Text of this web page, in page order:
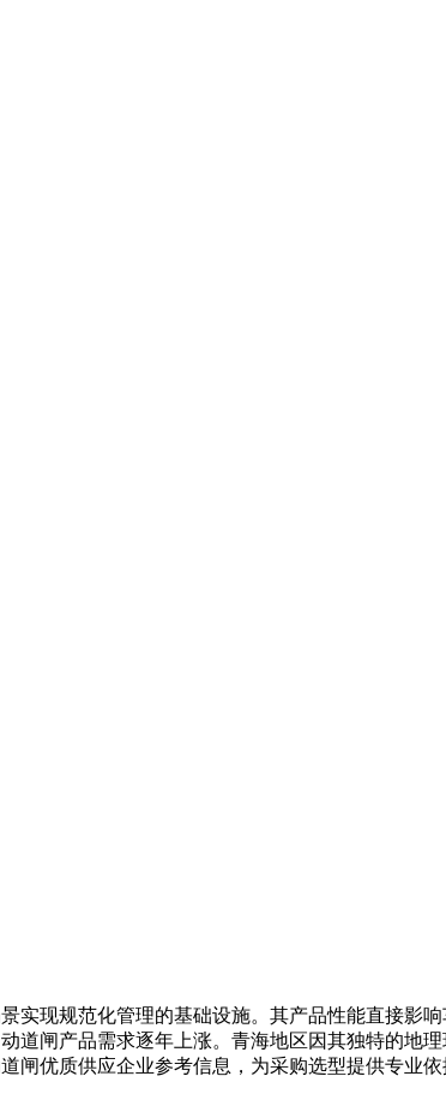
现规范化管理的基础设施。其产品性能直接影响
道闸产品需求逐年上涨。青海地区因其独特的地
优质供应企业参考信息，为采购选型提供专业依